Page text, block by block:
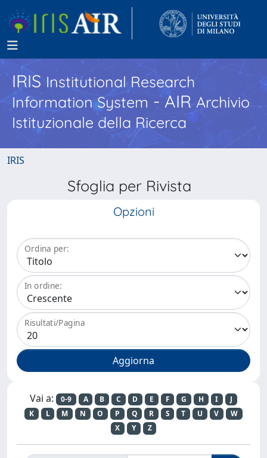
IRISInstitutional Research
Information System - AIR Archivio
Istituzionale della Ricerca
IRIS
Sfoglia per Rivista
Opzioni
Ordina per:
In ordine:
Risultati/Pagina
Vai a: 0-9 A B C D E F G H I
J
K
L M N O P Q R S T U V
W
X
Y Z